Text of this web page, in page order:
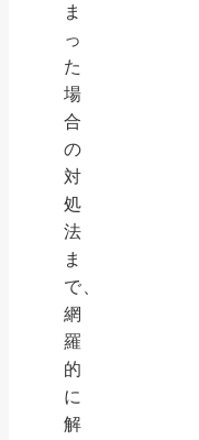
ま
っ
た
場
合
の
対
処
法
ま
で、
網
羅
的
に
解